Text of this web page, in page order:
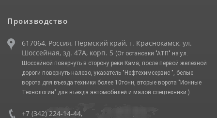
Производство
617064, Россия, Пермский край, г. Краснокамск, ул.
Шоссейная, зд. 47А, корп. 5 (От остановки "АТП" на ул.
Шоссейной повернуть в сторону реки Кама, после первой железной
дороги повернуть налево, указатель "Нефтехимсервис ", белые
ворота для въезда техники более 10тонн, вторые ворота "Ионные
Технологии" для въезда автомобилей и малой спецтехники.)
+7 (342) 224-14-44,